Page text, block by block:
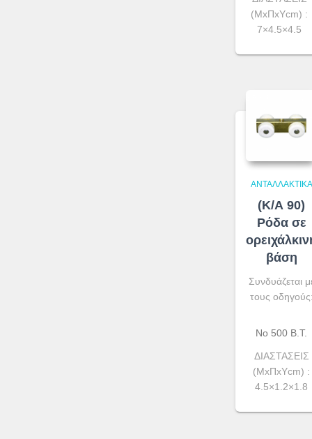
(ΜxΠxYcm) :
7×4.5×4.5
ΑΝΤΑΛΛΑΚΤΙΚΆ
(Κ/Α 90)
Ρόδα σε
βάση
Συνδυάζεται
τους
Νο 500 Β.Τ.
ΔΙΑΣΤΑΣΕΙΣ
(ΜxΠxYcm) :
4.5×1.2×1.8